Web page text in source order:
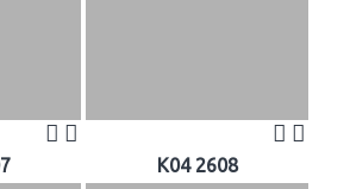
K04 2608